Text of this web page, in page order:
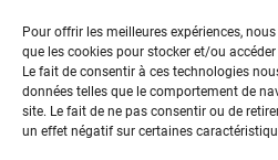
Pour offrir les meilleures expériences,
que les cookies pour stocker et/ou
Le fait de consentir à ces technologies
données telles que le comportement de
site. Le fait de ne pas consentir ou de
un effet négatif sur certaines
022 555 28 28
cmtb@hin.ch